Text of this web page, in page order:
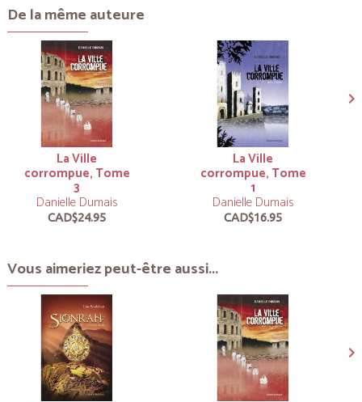
De la même auteure
La Ville
corrompue, Tome
3
Danielle Dumais
CAD$24.95
La Ville
corrompue, Tome
1
Danielle Dumais
CAD$16.95
Vous aimeriez peut-être aussi...